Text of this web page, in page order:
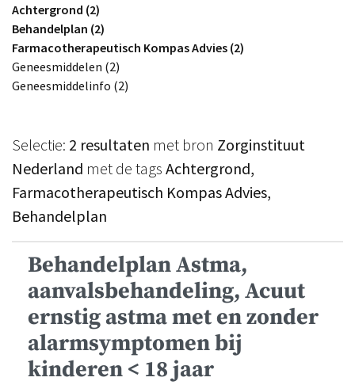
Achtergrond (2)
Behandelplan (2)
Farmacotherapeutisch Kompas Advies (2)
Geneesmiddelen (2)
Geneesmiddelinfo (2)
Selectie: 2 resultaten met bron Zorginstituut
Nederland met de tags Achtergrond,
Farmacotherapeutisch Kompas Advies,
Behandelplan
Behandelplan Astma,
aanvalsbehandeling, Acuut
ernstig astma met en zonder
alarmsymptomen bij
kinderen < 18 jaar